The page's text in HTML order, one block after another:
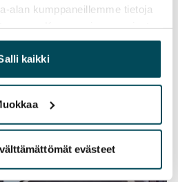
alan kumppaneillemme tietoja
tietoihin, joita olet antanut
olet käyttänyt heidän
kaikki
evästeet